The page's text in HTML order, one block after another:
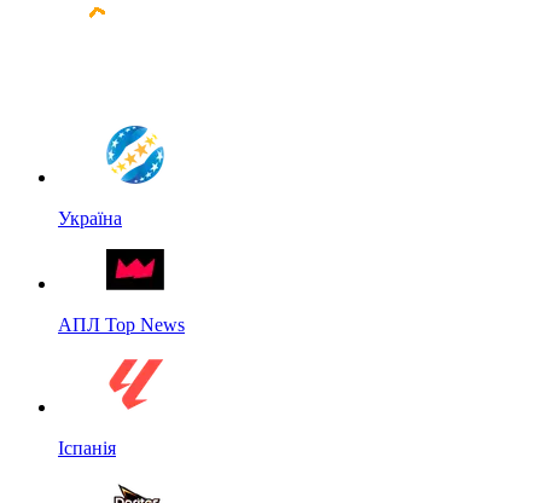
Україна
АПЛ Top News
Іспанія